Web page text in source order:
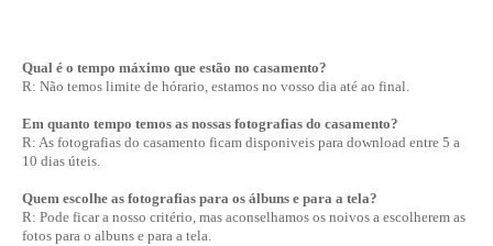
Qual é o tempo máximo que estão no casamento?
R: Não temos limite de hórario, estamos no vosso dia até ao final.
Em quanto tempo temos as nossas fotografias do casamento?
R: As fotografias do casamento ficam disponiveis para download entre 5 a
10 dias úteis.
Quem escolhe as fotografias para os álbuns e para a tela?
R: Pode ficar a nosso critério, mas aconselhamos os noivos a escolherem as
fotos para o albuns e para a tela.